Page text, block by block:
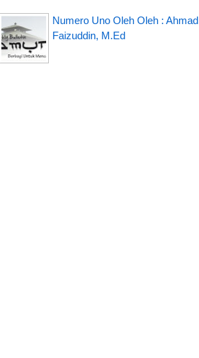
Numero Uno Oleh Oleh : Ahmad
Faizuddin, M.Ed